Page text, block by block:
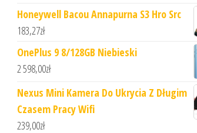
Honeywell Bacou Annapurna S3 Hro Src
183,27zł
OnePlus 9 8/128GB Niebieski
2 598,00zł
Nexus Mini Kamera Do Ukrycia Z Długim
Czasem Pracy Wifi
239,00zł